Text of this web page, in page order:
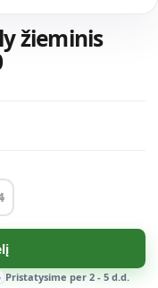
žieminis
Pristatysime per 2 - 5 d.d.